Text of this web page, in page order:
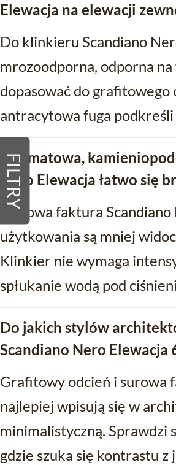
FILTRY
Elewacja na elewacji
Do klinkieru Scandiano
mrozoodporna, odporna
dopasować do
antracytowa fuga
Czy matowa,
Nero Elewacja łatwo się
Matowa faktura
użytkowania są mniej
Klinkier nie wymaga
spłukanie wodą pod
Do jakich stylów
Scandiano Nero Elewacja
Grafitowy odcień i surowa
najlepiej wpisują się w
minimalistyczną. Sprawdzi
gdzie szuka się kontrastu